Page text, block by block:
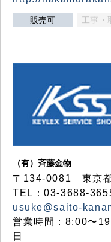
販売可 工事・
（有）斉藤金物
〒134-0081 東京
TEL：03-3688-
usuke@saito-
営業時間：8:00〜
日